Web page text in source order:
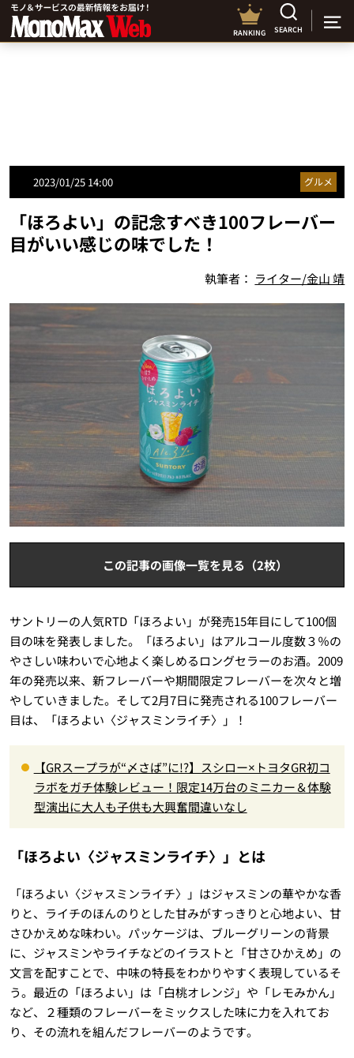
RANKING SEARCH
2023/01/25 14:00 グルメ
「ほろよい」の記念すべき100フレーバー
目がいい感じの味でした！
執筆者： ライター/金山 靖
この記事の画像一覧を見る（2枚）
サントリーの人気RTD「ほろよい」が発売15年目にして100個
目の味を発表しました。「ほろよい」はアルコール度数３％の
やさしい味わいで心地よく楽しめるロングセラーのお酒。2009
年の発売以来、新フレーバーや期間限定フレーバーを次々と増
やしていきました。そして2月7日に発売される100フレーバー
目は、「ほろよい〈ジャスミンライチ〉」！
【GRスープラが“〆さば”に!?】スシロー×トヨタGR初コ
ラボをガチ体験レビュー！限定14万台のミニカー＆体験
型演出に大人も子供も大興奮間違いなし
「ほろよい〈ジャスミンライチ〉」とは
「ほろよい〈ジャスミンライチ〉」はジャスミンの華やかな香
りと、ライチのほんのりとした甘みがすっきりと心地よい、甘
さひかえめな味わい。パッケージは、ブルーグリーンの背景
に、ジャスミンやライチなどのイラストと「甘さひかえめ」の
文言を配すことで、中味の特長をわかりやすく表現しているそ
う。最近の「ほろよい」は「白桃オレンジ」や「レモみかん」
など、２種類のフレーバーをミックスした味に力を入れてお
り、その流れを組んだフレーバーのようです。